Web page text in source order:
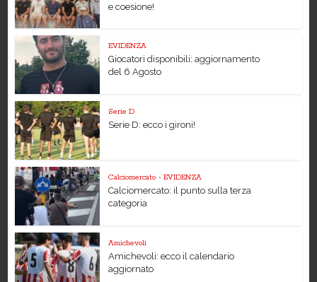
e coesione!
EVIDENZA
Giocatori disponibili: aggiornamento
del 6 Agosto
Serie D
Serie D: ecco i gironi!
Calciomercato • EVIDENZA
Calciomercato: il punto sulla terza
categoria
Amichevoli
Amichevoli: ecco il calendario
aggiornato